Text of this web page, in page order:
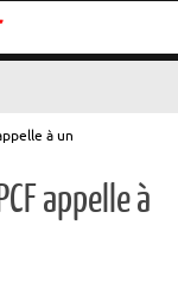
à un
appelle à